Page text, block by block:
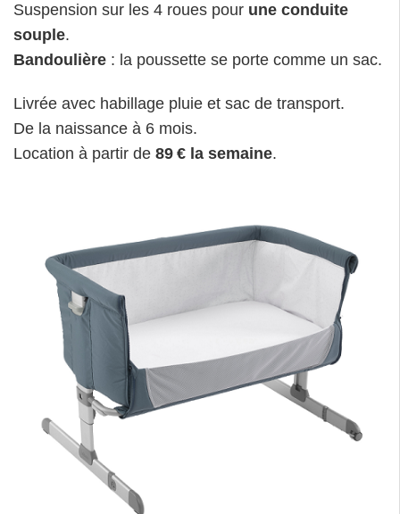
Suspension sur les 4 roues pour une conduite
souple.
Bandoulière : la poussette se porte comme un sac.
Livrée avec habillage pluie et sac de transport.
De la naissance à 6 mois.
Location à partir de 89 € la semaine.